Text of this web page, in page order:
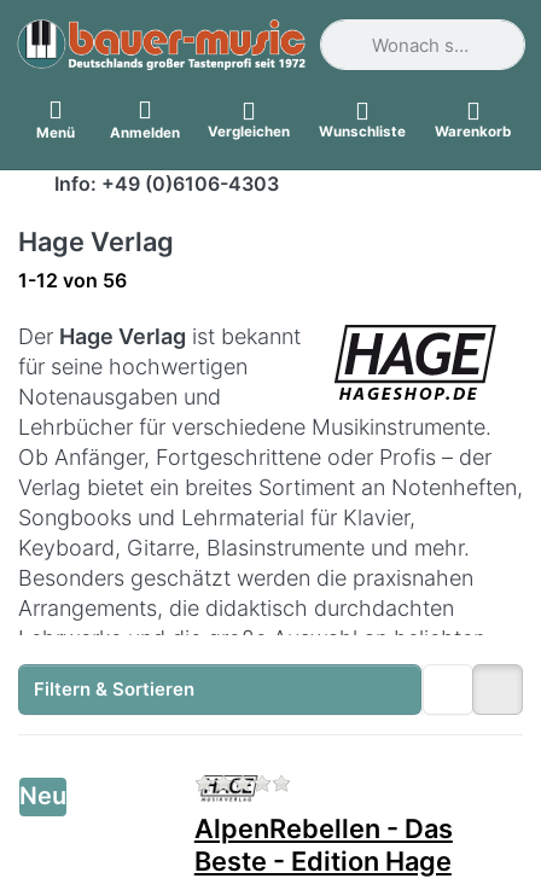
Geben Sie einen
Menü Anmelden Vergleichen Wunschliste Warenkorb
Info: +49 (0)6106-4303
Hage Verlag
Suchergebnisse:
1-12 von 56
Der Hage Verlag ist bekannt
für seine hochwertigen
Notenausgaben und
Lehrbücher für verschiedene Musikinstrumente.
Ob Anfänger, Fortgeschrittene oder Profis – der
Verlag bietet ein breites Sortiment an Notenheften,
Songbooks und Lehrmaterial für Klavier,
Keyboard, Gitarre, Blasinstrumente und mehr.
Besonders geschätzt werden die praxisnahen
Arrangements, die didaktisch durchdachten
Lehrwerke und die große Auswahl an beliebten
Musikstilen. Mit den Noten des Hage Verlags
finden Musiker jeder Stufe die passende
Filtern & Sortieren
Neu Zu diesem Produkt liegen
AlpenRebellen - Das
Beste - Edition Hage